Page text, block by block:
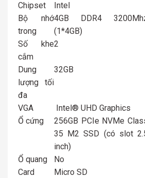
Chipset
Intel
Bộ nhớ
trong
4GB DDR4
(1*4GB)
Số khe
cắm
2
Dung
lượng tối
đa
32GB
VGA
Intel® UHD Graphics
Ổ cứng
256GB PCIe NVMe
35 M2 SSD (có slot
inch)
Ổ quang
No
Card
Micro SD